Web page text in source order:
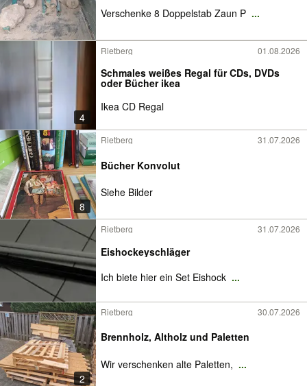
Verschenke 8 Doppelstab Zaun P ...
4
Rietberg 01.08.2026
Schmales weißes Regal für CDs, DVDs
oder Bücher ikea
Ikea CD Regal
8
Rietberg 31.07.2026
Bücher Konvolut
Siehe Bilder
Rietberg 31.07.2026
Eishockeyschläger
Ich biete hier ein Set Eishock ...
2
Rietberg 30.07.2026
Brennholz, Altholz und Paletten
Wir verschenken alte Paletten, ...